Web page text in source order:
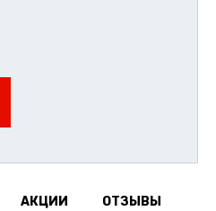
АКЦИИ ОТЗЫВЫ